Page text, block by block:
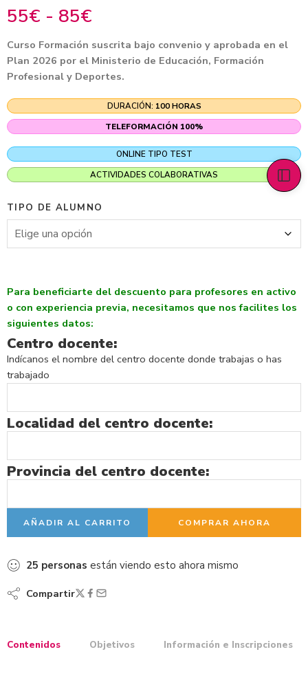
55€ - 85€
Curso Formación suscrita bajo convenio y aprobada en el
Plan 2026 por el Ministerio de Educación, Formación
Profesional y Deportes.
DURACIÓN: 100 HORAS
TELEFORMACIÓN 100%
ONLINE TIPO TEST
ACTIVIDADES COLABORATIVAS
TIPO DE ALUMNO
Para beneficiarte del descuento para profesores en activo
o con experiencia previa, necesitamos que nos facilites los
siguientes datos:
Centro docente:
Indícanos el nombre del centro docente donde trabajas o has
trabajado
Localidad del centro docente:
Provincia del centro docente:
AÑADIR AL CARRITO COMPRAR AHORA
25 personas están viendo esto ahora mismo
Compartir
Contenidos Objetivos Información e Inscripciones